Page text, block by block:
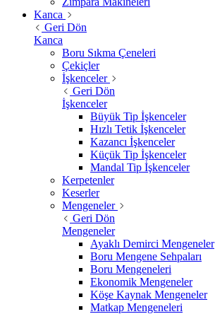
Kanca
Geri Dön
Kanca
Boru Sıkma Çeneleri
Çekiçler
İşkenceler
Geri Dön
İşkenceler
Büyük Tip İşkenceler
Hızlı Tetik İşkenceler
Kazancı İşkenceler
Küçük Tip İşkenceler
Mandal Tip İşkenceler
Kerpetenler
Keserler
Mengeneler
Geri Dön
Mengeneler
Ayaklı Demirci Mengeneler
Boru Mengene Sehpaları
Boru Mengeneleri
Ekonomik Mengeneler
Köşe Kaynak Mengeneler
Matkap Mengeneleri